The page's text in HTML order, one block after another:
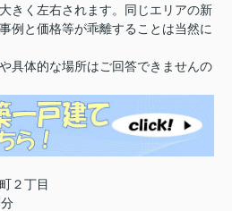
きく左右されます。同じエリアの新
例と価格等が乖離することは当然に
具体的な場所はご回答できませんの
２丁目